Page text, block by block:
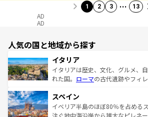
1 2 3 … 13
AD
AD
人気の国と地域から探す
イタリア
イタリアは歴史、文化、グルメ、
れた国。 ローマの古代遺跡やフィ
ろん、トスカーナの美しい田園風
景など、自然景観も見逃せない。
ピザやパスタなど、絶品のイタリ
スペイン
イベリア半島のほぼ80％を占める
注ぐ地中海沿岸から雄大なピレネ